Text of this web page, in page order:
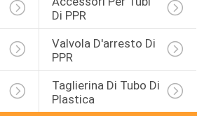
Di PPR
Valvola D'arresto Di
PPR
Taglierina Di Tubo Di
Plastica